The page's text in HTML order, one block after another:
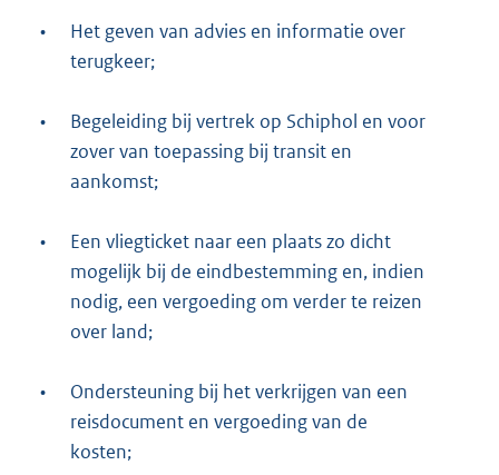
•
Het geven van advies en informatie over
terugkeer;
•
Begeleiding bij vertrek op Schiphol en voor
zover van toepassing bij transit en
aankomst;
•
Een vliegticket naar een plaats zo dicht
mogelijk bij de eindbestemming en, indien
nodig, een vergoeding om verder te reizen
over land;
•
Ondersteuning bij het verkrijgen van een
reisdocument en vergoeding van de
kosten;